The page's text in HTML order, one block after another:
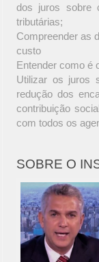
dos juros sobre
tributárias;
Compreender as
custo
Entender como é
Utilizar os juros
redução dos
contribuição
com todos os
SOBRE O